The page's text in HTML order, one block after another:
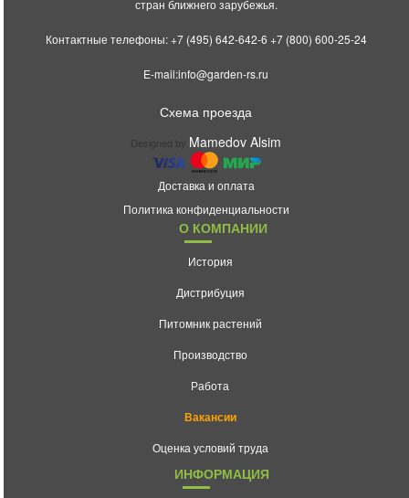
стран ближнего зарубежья.
Контактные телефоны:+7 (495) 642-642-6 +7 (800) 600-25-24
E-mail:info@garden-rs.ru
Схема проезда
Designed by Mamedov Alsim
Доставка и оплата
Политика конфиденциальности
О КОМПАНИИ
История
Дистрибуция
Питомник растений
Производство
Работа
Вакансии
Оценка условий труда
ИНФОРМАЦИЯ